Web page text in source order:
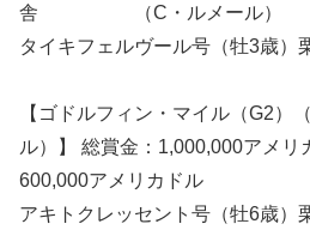
舎 （C・ルメール）
タイキフェルヴール号（牡3歳
【ゴドルフィン・マイル（G2）
ル）】 総賞金：1,000,000アメリ
600,000アメリカドル
アキトクレッセント号（牡6歳